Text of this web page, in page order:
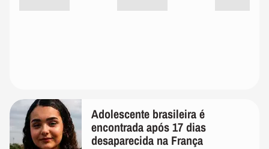
Adolescente brasileira é
encontrada após 17 dias
desaparecida na França